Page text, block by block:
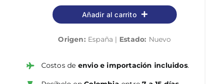
Iniciación
a
informática
competencias
Añadir al carrito
Origen: España | Estado: Nuevo
Costos de envio e importación incluidos.